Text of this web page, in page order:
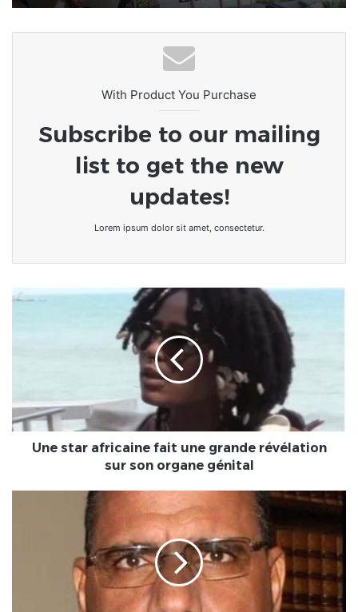
With Product You Purchase
Subscribe to our mailing
list to get the new
updates!
Lorem ipsum dolor sit amet, consectetur.
Une
son
organeUne star africaine fait une grande révélation
sur son organe génital